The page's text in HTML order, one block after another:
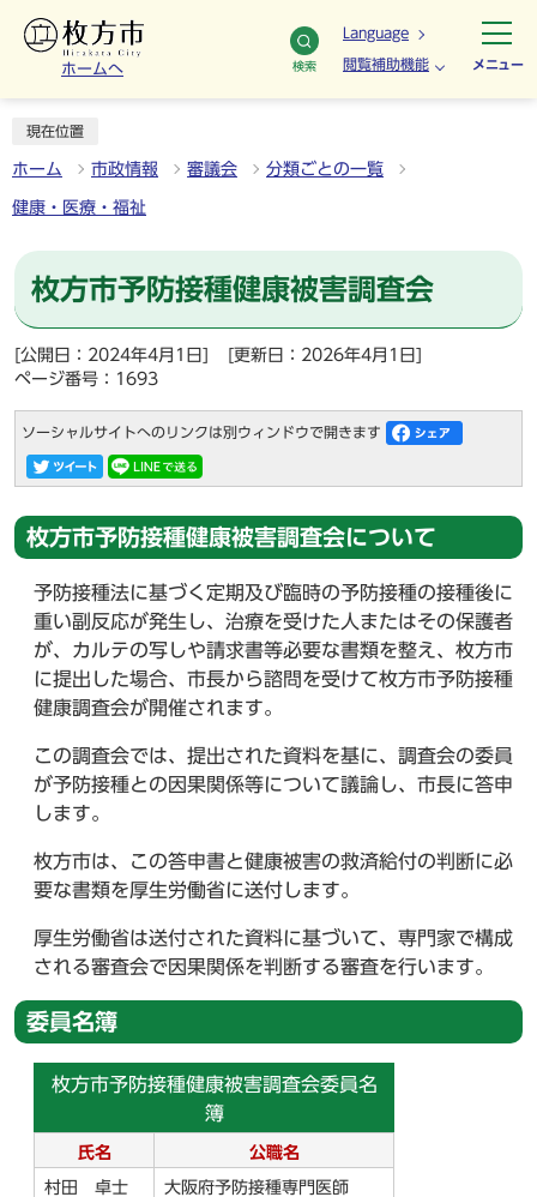
ホームへ 検索
Language
閲覧補助機能 メニュー
現在位置
ホーム 市政情報 審議会 分類ごとの一覧
健康・医療・福祉
枚方市予防接種健康被害調査会
[公開日：2024年4月1日]
[更新日：2026年4月1日]
ページ番号：1693
ソーシャルサイトへのリンクは別ウィンドウで開きます
枚方市予防接種健康被害調査会について
予防接種法に基づく定期及び臨時の予防接種の接種後に
重い副反応が発生し、治療を受けた人またはその保護者
が、カルテの写しや請求書等必要な書類を整え、枚方市
に提出した場合、市長から諮問を受けて枚方市予防接種
健康調査会が開催されます。
この調査会では、提出された資料を基に、調査会の委員
が予防接種との因果関係等について議論し、市長に答申
します。
枚方市は、この答申書と健康被害の救済給付の判断に必
要な書類を厚生労働省に送付します。
厚生労働省は送付された資料に基づいて、専門家で構成
される審査会で因果関係を判断する審査を行います。
委員名簿
枚方市予防接種健康被害調査会委員名
簿
氏名 公職名
村田 卓士 大阪府予防接種専門医師